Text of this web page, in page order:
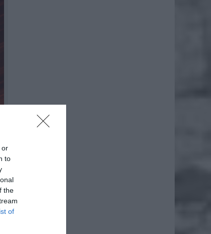
or
to
the
of